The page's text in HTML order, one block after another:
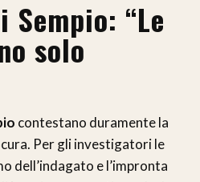
Sempio: “Le
solo
contestano duramente la
Per gli investigatori le
dell’indagato e l’impronta